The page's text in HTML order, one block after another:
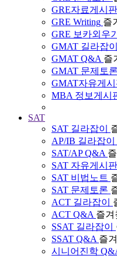
GRE자료게시판
GRE Writing 즐
GRE 보카외우기
GMAT 길라잡이
GMAT Q&A 즐
GMAT 문제토론
GMAT자유게
MBA 정보게시
SAT
SAT 길라잡이
AP/IB 길라잡이
SAT/AP Q&A
SAT 자유게시판
SAT 비법노트
SAT 문제토론
ACT 길라잡이
ACT Q&A 즐겨
SSAT 길라잡이
SSAT Q&A 즐
시니어진학